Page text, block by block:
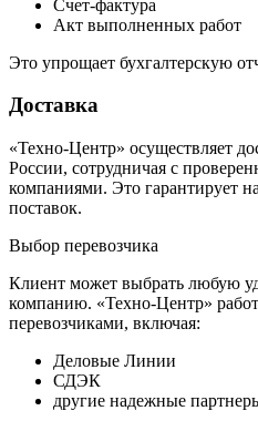
Счет-фактура
Акт выполненных работ
Это упрощает бухгалтерскую
Доставка
«Техно-Центр» осуществляет
России, сотрудничая с
компаниями. Это гарантирует
поставок.
Выбор перевозчика
Клиент может выбрать любую
компанию. «Техно-Центр»
перевозчиками, включая:
Деловые Линии
СДЭК
другие надежные